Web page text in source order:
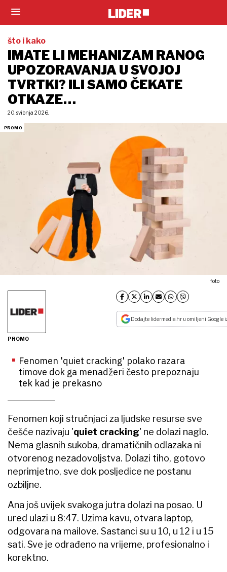
što i kako
IMATE LI MEHANIZAM RANOG
UPOZORAVANJA U SVOJOJ
TVRTKI? ILI SAMO ČEKATE
OTKAZE…
20. svibnja 2026.
foto
PROMO
Dodajte lidermedia.hr u omiljeni Google
Fenomen 'quiet cracking' polako razara
timove dok ga menadžeri često prepoznaju
tek kad je prekasno
Fenomen koji stručnjaci za ljudske resurse sve
češće nazivaju 'quiet cracking' ne dolazi naglo.
Nema glasnih sukoba, dramatičnih odlazaka ni
otvorenog nezadovoljstva. Dolazi tiho, gotovo
neprimjetno, sve dok posljedice ne postanu
ozbiljne.
Ana još uvijek svakoga jutra dolazi na posao. U
ured ulazi u 8:47. Uzima kavu, otvara laptop,
odgovara na mailove. Sastanci su u 10, u 12 i u 15
sati. Sve je odrađeno na vrijeme, profesionalno i
korektno.